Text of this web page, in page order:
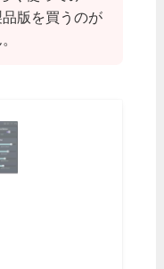
版を買うのが